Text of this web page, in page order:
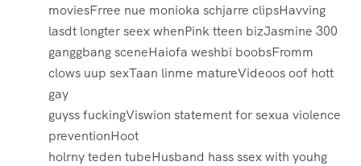
moviesFrree nue monioka schjarre clipsHavving
lasdt longter seex whenPink tteen bizJasmine 300
ganggbang sceneHaiofa weshbi boobsFromm
clows uup sexTaan linme matureVideoos oof hott
gay
guyss fuckingViswion statement for sexua violence
preventionHoot
holrny teden tubeHusband hass ssex with youhg